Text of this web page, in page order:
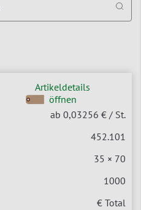
Artikeldetails
öffnen
ab 0,03256 € / St.
452.101
35 × 70
1000
€ Total